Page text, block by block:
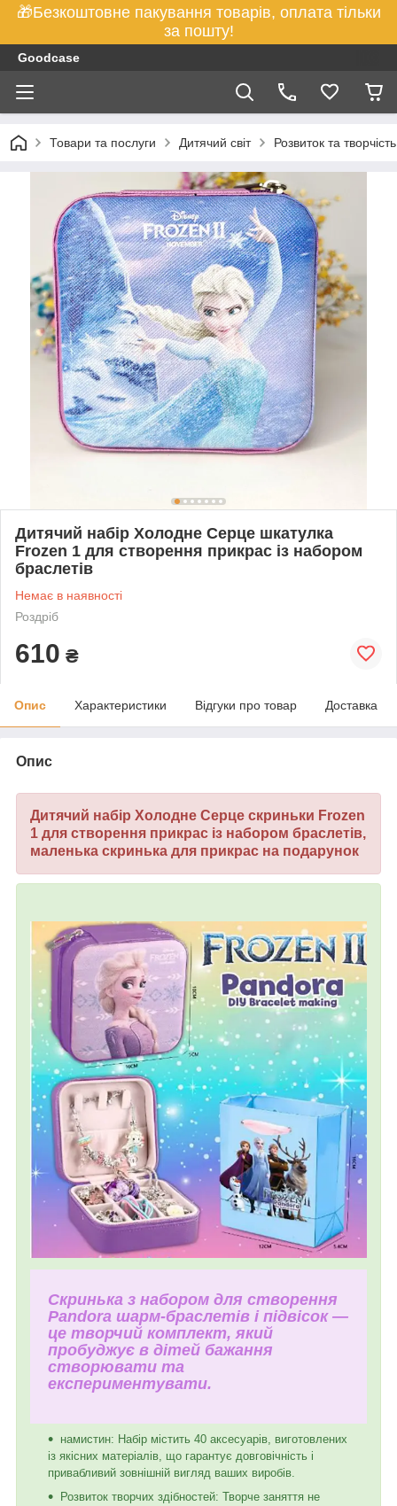
🎁Безкоштовне пакування товарів, оплата тільки
за пошту!
Goodcase
Товари та послуги Дитячий світ Розвиток та творчість
Дитячий набір Холодне Серце шкатулка
Frozen 1 для створення прикрас із набором
браслетів
Немає в наявності
Роздріб
610 ₴
Опис Характеристики Відгуки про товар Доставка
Опис
Дитячий набір Холодне Серце скриньки Frozen
1 для створення прикрас із набором браслетів,
маленька скринька для прикрас на подарунок
Скринька з набором для створення
Pandora шарм-браслетів і підвісок —
це творчий комплект, який
пробуджує в дітей бажання
створювати та
експериментувати.
намистин: Набір містить 40 аксесуарів, виготовлених
із якісних матеріалів, що гарантує довговічність і
привабливий зовнішній вигляд ваших виробів.
Розвиток творчих здібностей: Творче заняття не